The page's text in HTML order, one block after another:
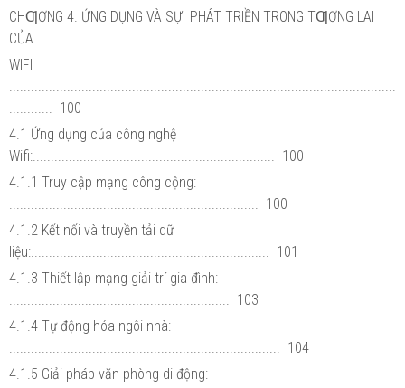
CHƢƠNG 4. ỨNG DỤNG VÀ SỰ PHÁT TRIỀN TRONG TƢƠNG LAI
CỦA
WIFI
............ 100
4.1 Ứng dụng của công nghệ
Wifi:................................................................... 100
4.1.1 Truy cập mạng công cộng:
..................................................................... 100
4.1.2 Kết nối và truyền tải dữ
liệu:.................................................................. 101
4.1.3 Thiết lập mạng giải trí gia đình:
............................................................. 103
4.1.4 Tự động hóa ngôi nhà:
........................................................................... 104
4.1.5 Giải pháp văn phòng di động: